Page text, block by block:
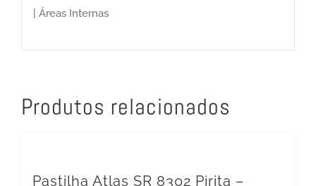
| Áreas Internas
Produtos relacionados
Pastilha Atlas SR 8302 Pirita –